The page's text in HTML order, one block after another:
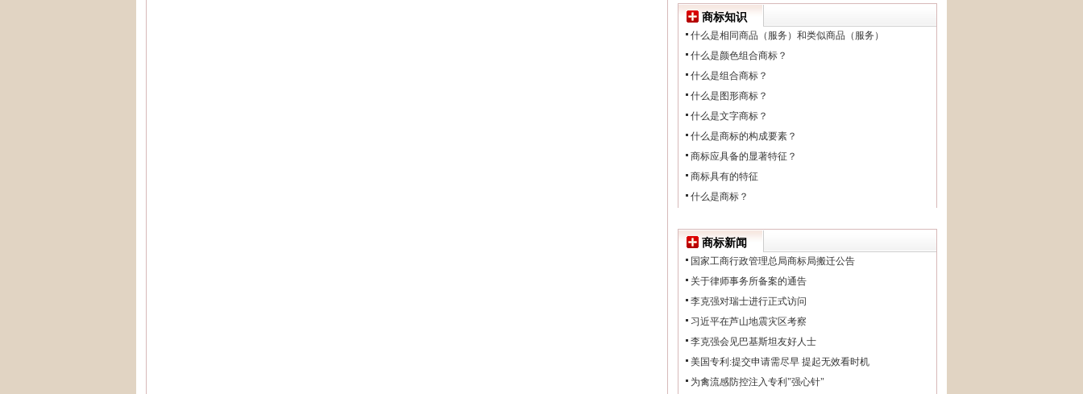
商标知识
什么是相同商品（服务）和类似商品（服务）
什么是颜色组合商标？
什么是组合商标？
什么是图形商标？
什么是文字商标？
什么是商标的构成要素？
商标应具备的显著特征？
商标具有的特征
什么是商标？
商标新闻
国家工商行政管理总局商标局搬迁公告
关于律师事务所备案的通告
李克强对瑞士进行正式访问
习近平在芦山地震灾区考察
李克强会见巴基斯坦友好人士
美国专利:提交申请需尽早 提起无效看时机
为禽流感防控注入专利"强心针"